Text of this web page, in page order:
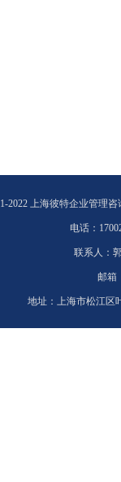
2022 上海彼特企业管理
电话：
联系人：
邮箱
地址： 上海市松江区